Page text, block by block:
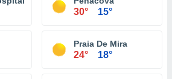
30° 15°
Praia De Mira
24° 18°